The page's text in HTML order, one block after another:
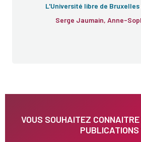
L'Université libre de
Serge Jaumain, Anne-
VOUS SOUHAITEZ
PUBLICATIONS